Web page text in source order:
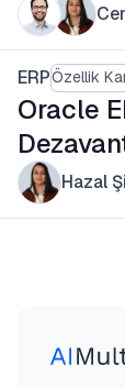
ERPÖzellik
Oracle
Hazal